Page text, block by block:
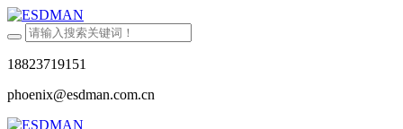
18823719151
phoenix@esdman.com.cn